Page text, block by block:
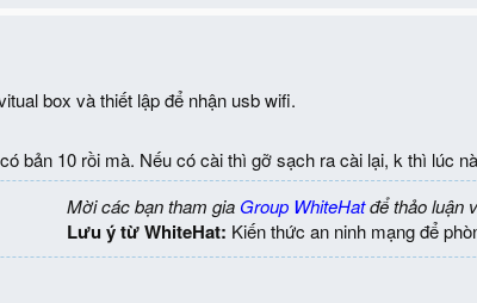
box và thiết lập để nhận usb wifi.
bản 10 rồi mà. Nếu có cài thì gỡ sạch ra cài lại, k thì lúc
Mời các bạn tham gia Group WhiteHatđể thảo luận
Lưu ý từ WhiteHat: Kiến thức an ninh mạng để